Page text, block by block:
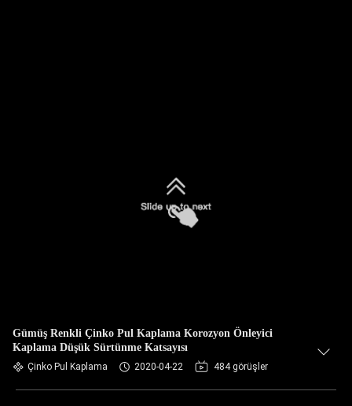
Gümüş Renkli Çinko Pul Kaplama Korozyon Önleyici
Kaplama Düşük Sürtünme Katsayısı
Çinko Pul Kaplama 2020-04-22 484 görüşler